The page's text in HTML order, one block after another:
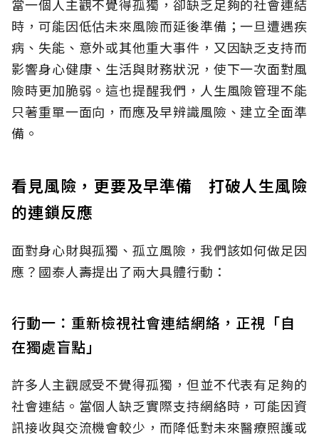
當一個人主觀不覺得孤獨，卻缺乏足夠的社會連結
時，可能因低估未來風險而延後準備；一旦遭遇疾
病、失能、意外或其他重大事件，又因缺乏支持而
影響身心健康、生活與財務狀況，使下一次面對風
險時更加脆弱。這也提醒我們，人生風險管理不能
只著重單一面向，而應及早辨識風險、建立全面準
備。
看見風險，更要及早準備 打破人生風險
的連鎖反應
面對身心財與孤獨、孤立風險，我們該如何做足因
應？國泰人壽提出了兩大具體行動：
行動一：重新檢視社會連結網絡，正視「自
在獨處盲點」
許多人主觀感受不覺得孤獨，但並不代表有足夠的
社會連結。當個人缺乏實際支持網絡時，可能因資
訊接收與交流機會較少，而降低對未來醫療照護或